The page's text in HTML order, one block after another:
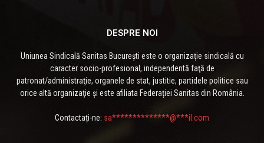
DESPRE NOI
Uniunea Sindicală Sanitas București este o organizaţie sindicală cu
caracter socio-profesional, independentă faţă de
patronat/administraţie, organele de stat, justitie, partidele politice sau
orice altă organizaţie și este afiliata Federației Sanitas din România.
Contactați-ne: sa**************@***il.com